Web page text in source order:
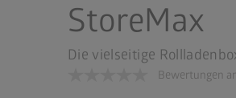
StoreMax
Die vielseitige
Bewertungen